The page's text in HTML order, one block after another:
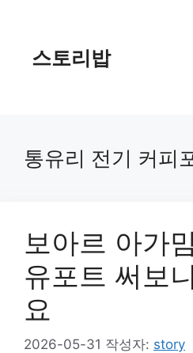
스토리밥
통유리 전기 커피
보아르 아가
유포트 써보
요
2026-05-31 작성자: story